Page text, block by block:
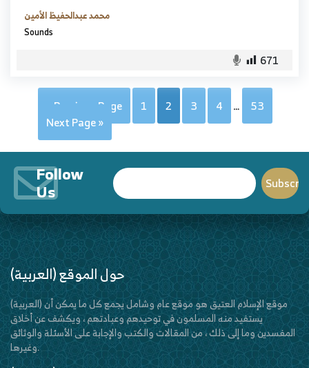
محمد عبدالحفيظ الأمين
Sounds
671
« Previous Page 1 2 3 4 …
53
Next Page »
Follow
Us
(العربية) حول الموقع
(العربية) موقع الإسلام العتيق هو موقع عام وشامل يجمع كل ما يمكن أن
يستفيد منه المسلمون في توحيدهم وعبادتهم ، ويكشف عن أخلاق
المفسدين وما إلى ذلك ، من المقالات والكتب والإجابة على الأسئلة والوثائق
وغيرها.